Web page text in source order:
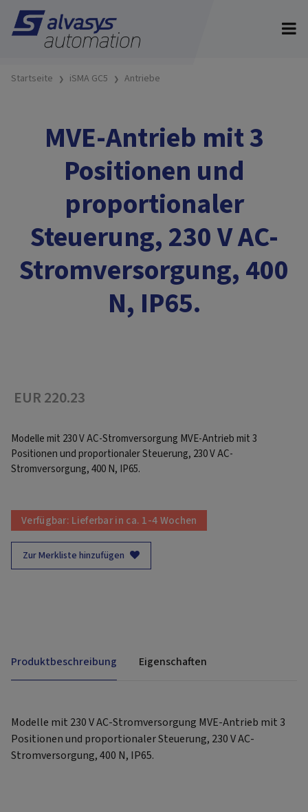
Startseite iSMA GC5 Antriebe
MVE-Antrieb mit 3
Positionen und
proportionaler
Steuerung, 230 V AC-
Stromversorgung, 400
N, IP65.
EUR 220.23
Modelle mit 230 V AC-Stromversorgung MVE-Antrieb mit 3
Positionen und proportionaler Steuerung, 230 V AC-
Stromversorgung, 400 N, IP65.
Verfügbar: Lieferbar in ca. 1-4 Wochen
Zur Merkliste hinzufügen
Produktbeschreibung Eigenschaften
Modelle mit 230 V AC-Stromversorgung MVE-Antrieb mit 3
Positionen und proportionaler Steuerung, 230 V AC-
Stromversorgung, 400 N, IP65.